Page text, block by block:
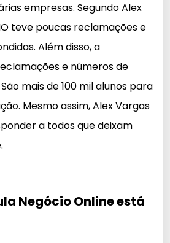
empresas. Segundo Alex
teve poucas reclamações e
Além disso, a
e números de
mais de 100 mil alunos para
Mesmo assim, Alex Vargas
a todos que deixam
Negócio Online está